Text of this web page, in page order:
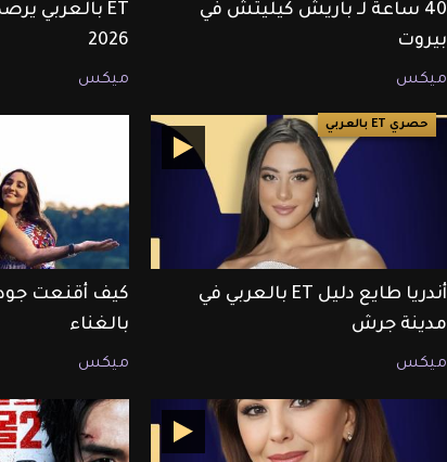
40 ساعة لـ باريش كيليتش في
بيروت
ميكس
2026
ميكس
حصري ET بالعربي
أندريا طايع دليل ET بالعربي في
مدينة جرش
ميكس
كيف أقنعت
بالغناء
ميكس